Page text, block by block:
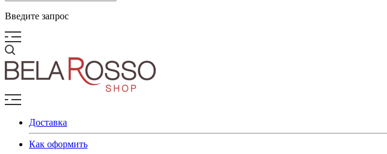
Введите запрос
Доставка
Как оформить